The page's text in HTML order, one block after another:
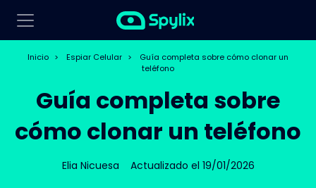
Inicio > Espiar Celular >
Guía completa sobre cómo clonar un
teléfono
Guía completa sobre
cómo clonar un teléfono
Elia Nicuesa Actualizado el 19/01/2026